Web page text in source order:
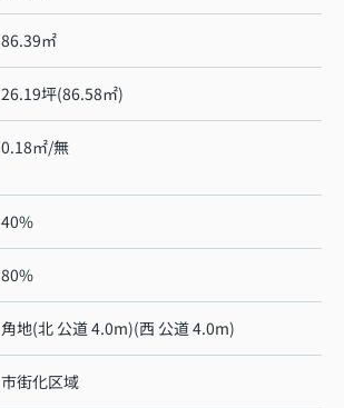
86.39㎡
26.19坪(86.58㎡)
0.18㎡/無
40%
80%
角地(北 公道 4.0m)(西 公道 4.0m)
市街化区域